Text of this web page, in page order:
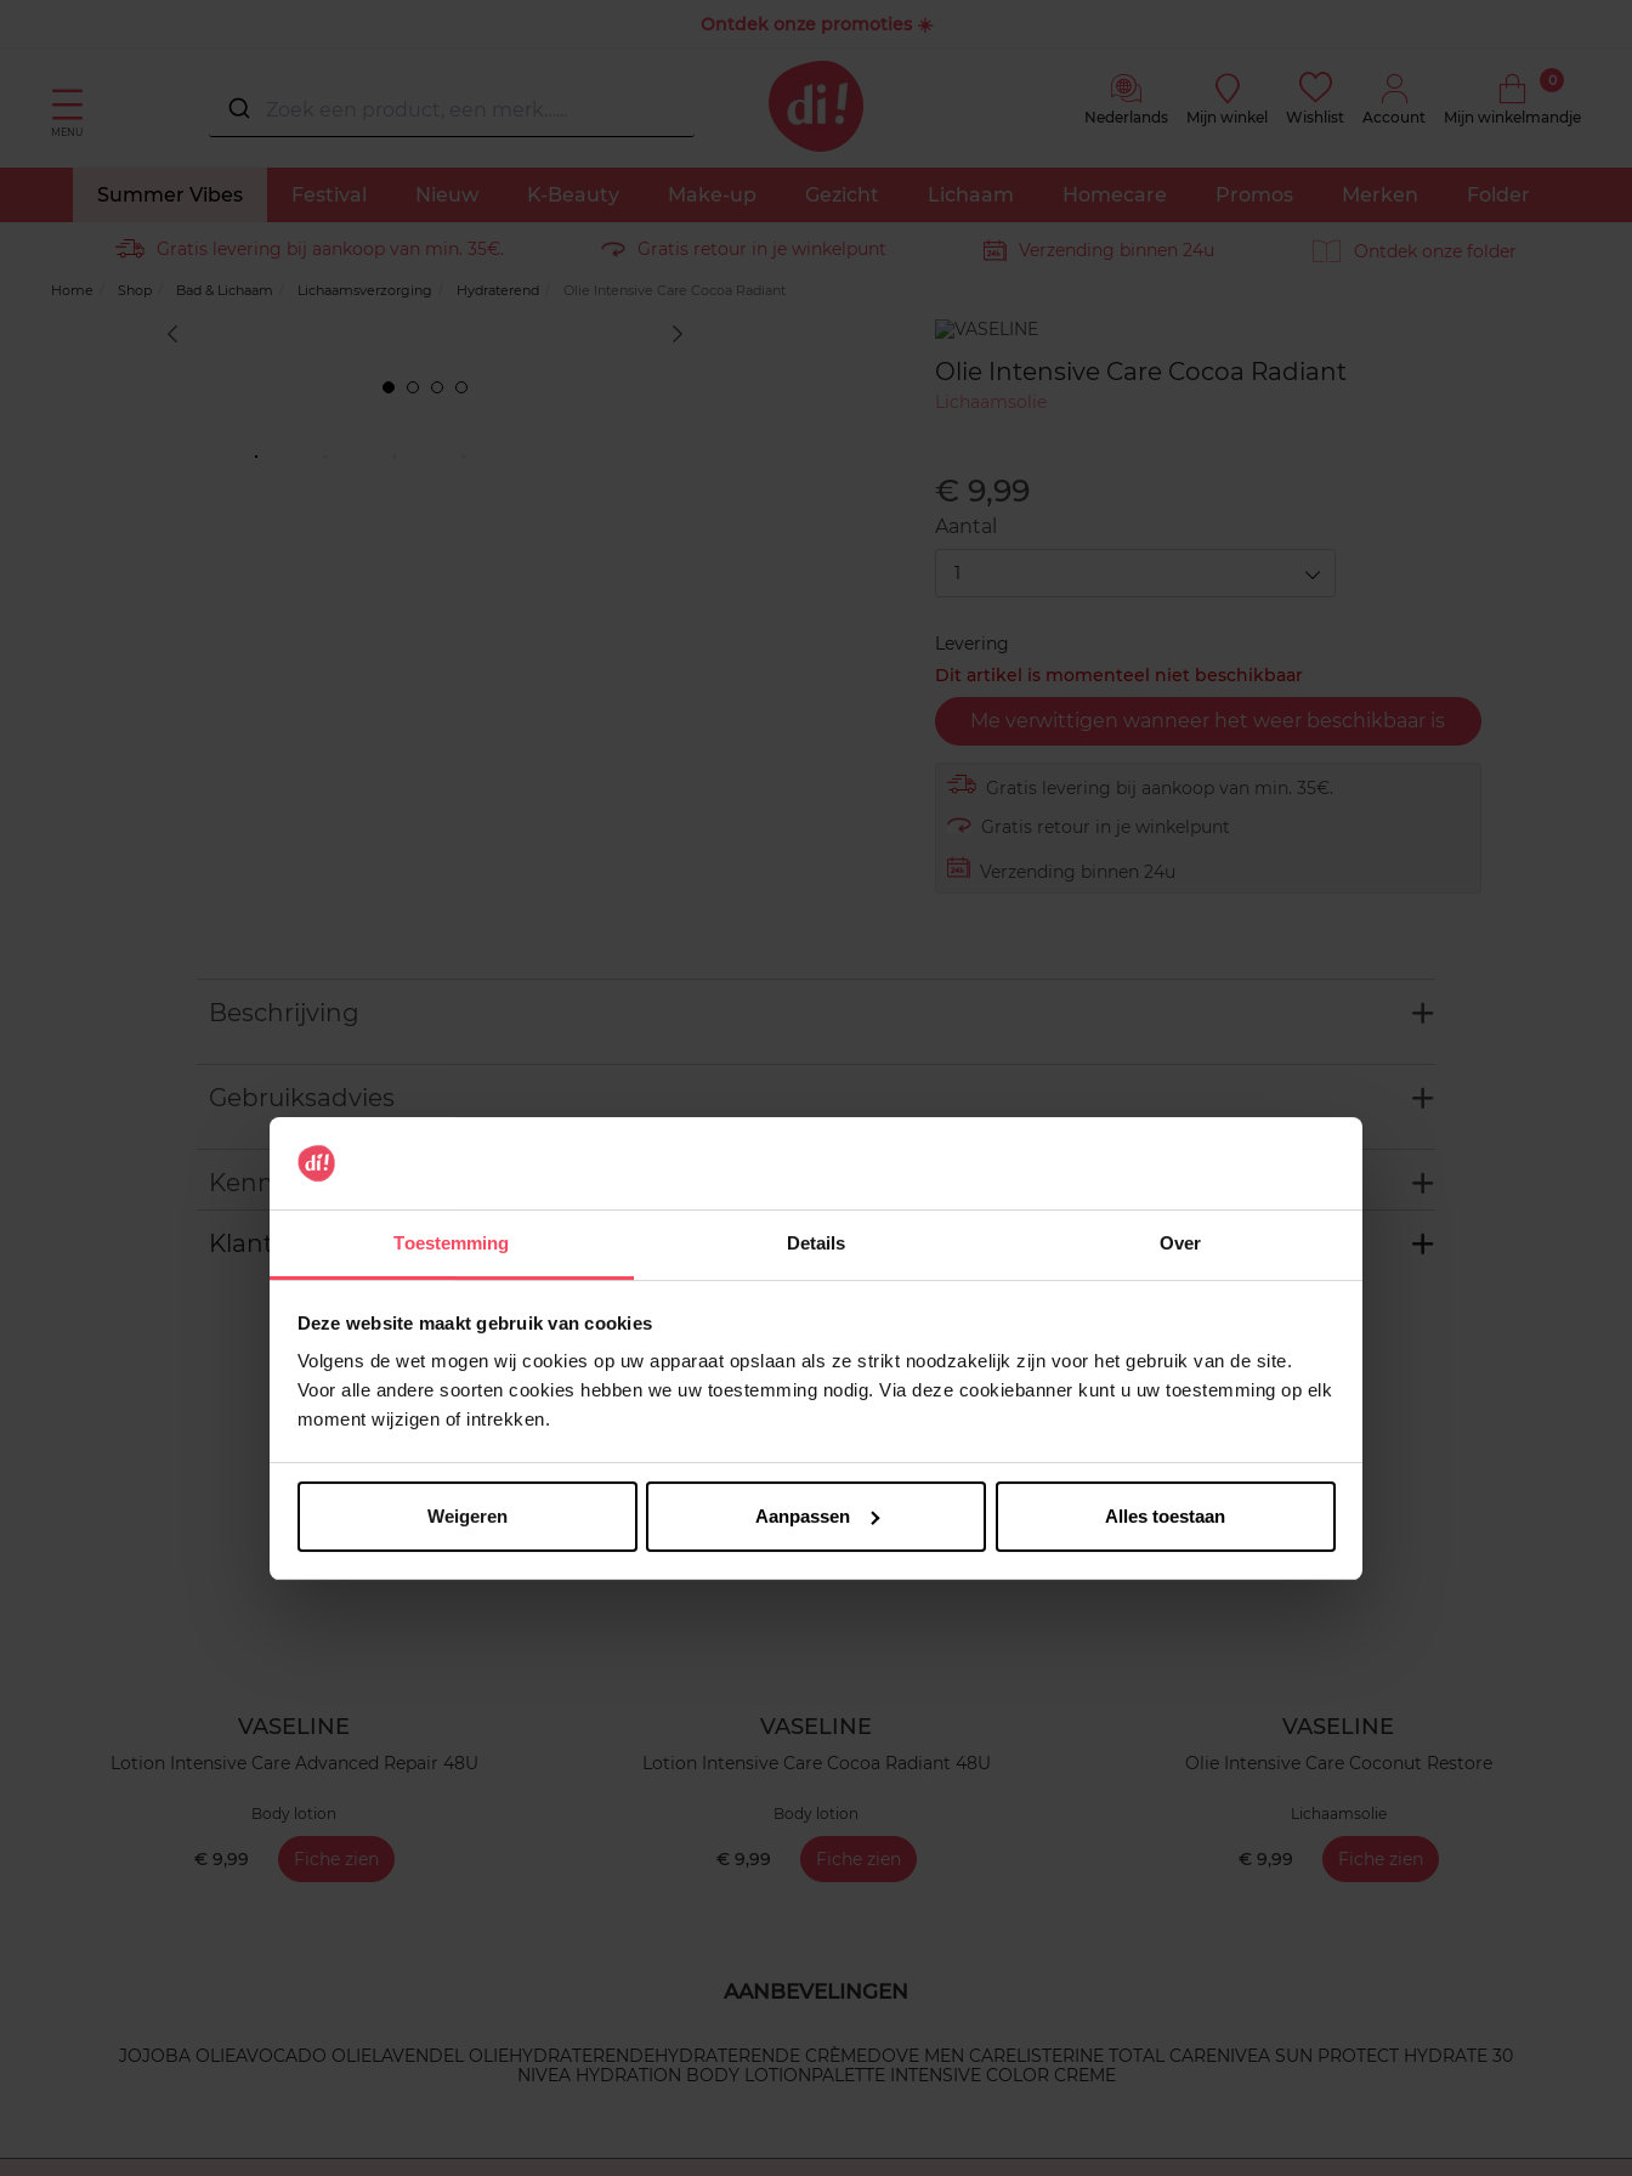
Toestemming Details Over
Deze website maakt gebruik van cookies
Volgens de wet mogen wij cookies op uw apparaat opslaan als ze strikt noodzakelijk zijn voor het gebruik van de site.
Voor alle andere soorten cookies hebben we uw toestemming nodig. Via deze cookiebanner kunt u uw toestemming op elk
moment wijzigen of intrekken.
Weigeren Aanpassen Alles toestaan
Ontdek onze promoties ☀️
MENU
Nederlands Mijn winkel Wishlist Account Mijn winkelmandje
0
Summer Vibes Festival Nieuw K-Beauty Make-up Gezicht Lichaam Homecare Promos Merken Folder
Gratis levering bij aankoop van min. 35€. Gratis retour in je winkelpunt Verzending binnen 24u Ontdek onze folder
Home Shop Bad & Lichaam Lichaamsverzorging Hydraterend Olie Intensive Care Cocoa Radiant
Merk
Olie Intensive Care Cocoa Radiant
Lichaamsolie
€ 9,99
Aantal
1
Levering
Dit artikel is momenteel niet beschikbaar
Me verwittigen wanneer het weer beschikbaar is
Gratis levering bij aankoop van min. 35€.
Gratis retour in je winkelpunt
Verzending binnen 24u
Beschrijving
Gebruiksadvies
Kenmerken
Klantereview
Nog iets vergeten ?
VASELINE
Lotion Intensive Care Advanced Repair 48U
Body lotion
€ 9,99 Fiche zien
VASELINE
Lotion Intensive Care Cocoa Radiant 48U
Body lotion
€ 9,99 Fiche zien
VASELINE
Olie Intensive Care Coconut Restore
Lichaamsolie
€ 9,99 Fiche zien
AANBEVELINGEN
JOJOBA OLIEAVOCADO OLIELAVENDEL OLIEHYDRATERENDEHYDRATERENDE CRÈMEDOVE MEN CARELISTERINE TOTAL CARENIVEA SUN PROTECT HYDRATE 30
NIVEA HYDRATION BODY LOTIONPALETTE INTENSIVE COLOR CREME